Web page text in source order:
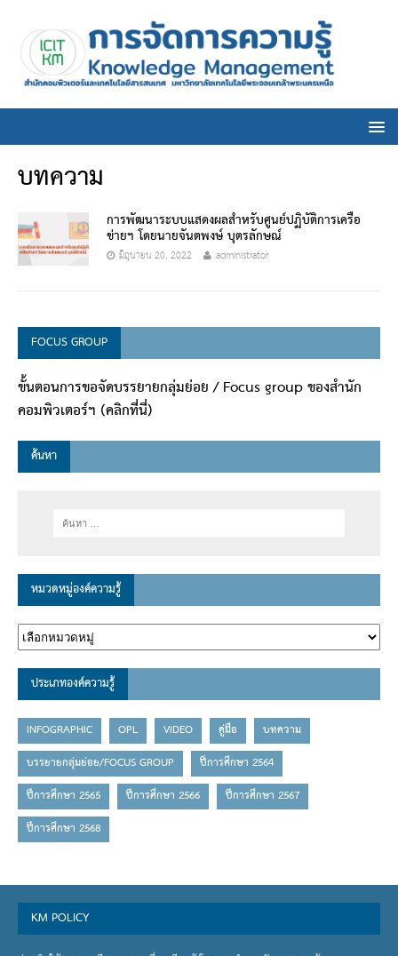
บทความ
การพัฒนาระบบแสดงผลสำหรับศูนย์ปฏิบัติการเครือ
ข่ายฯ โดยนายจันตพงษ์ บุตรลักษณ์
มิถุนายน 20, 2022 administrator
FOCUS GROUP
ขั้นตอนการขอจัดบรรยายกลุ่มย่อย / Focus group ของสำนัก
คอมพิวเตอร์ฯ (คลิกที่นี่)
ค้นหา
หมวดหมู่องค์ความรู้
ประเภทองค์ความรู้
INFOGRAPHIC OPL VIDEO คู่มือ
บทความ
บรรยายกลุ่มย่อย/FOCUS GROUP
ปีการศึกษา 2564
ปีการศึกษา 2565
ปีการศึกษา 2566
ปีการศึกษา 2567
ปีการศึกษา 2568
KM POLICY